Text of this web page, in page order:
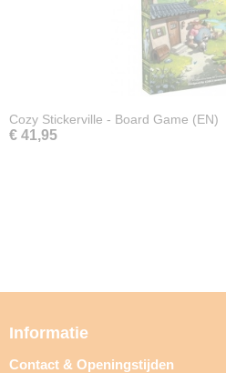
Cozy Stickerville - Board Game (EN)
€ 41,95
Informatie
Contact & Openingstijden